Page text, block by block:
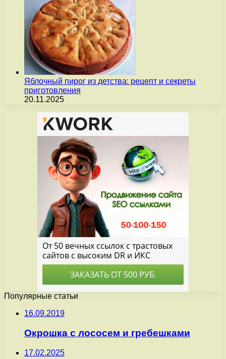
Яблочный пирог из детства: рецепт и секреты
приготовления
20.11.2025
Популярные статьи
16.09.2019
Окрошка с лососем и гребешками
17.02.2025